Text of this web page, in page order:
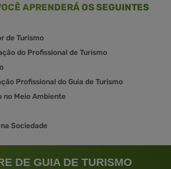
APRENDERÁ OS SEGUINTES
de Turismo
do Profissional de Turismo
Profissional do Guia de Turismo
no Meio Ambiente
Sociedade
DE GUIA DE TURISMO